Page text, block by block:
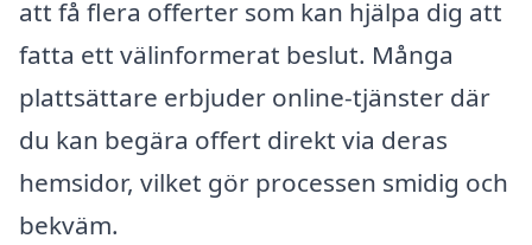
att få flera offerter som kan hjälpa dig att
fatta ett välinformerat beslut. Många
plattsättare erbjuder online-tjänster där
du kan begära offert direkt via deras
hemsidor, vilket gör processen smidig och
bekväm.